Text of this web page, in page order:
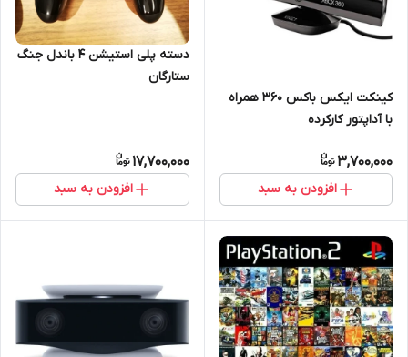
کینکت ایکس باکس ۳۶۰ همراه
با آداپتور کارکرده
3,700,000
افزودن به سبد
دسته پلی استیشن 4 باندل جنگ
ستارگان
17,700,000
افزودن به سبد